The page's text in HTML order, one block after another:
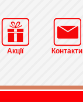
Акції Контакти